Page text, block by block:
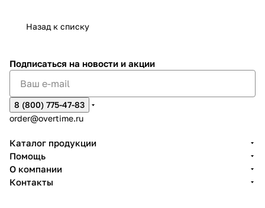
Назад к списку
Подписаться на новости и акции
8 (800) 775-47-83
order@overtime.ru
Каталог продукции
Помощь
О компании
Контакты